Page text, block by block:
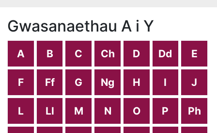
Gwasanaethau A i Y
A B C Ch D Dd E
F Ff G Ng H I J
L Ll M N O P Ph